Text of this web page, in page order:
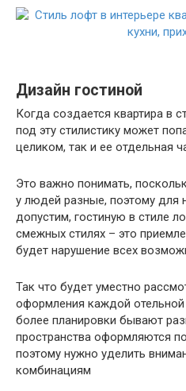
Дизайн гостиной
Когда создается квартира в
под эту стилистику может
целиком, так и ее отдельная
Это важно понимать,
у людей разные, поэтому для
допустим, гостиную в стиле
смежных стилях – это
будет нарушение всех
Так что будет уместно
оформления каждой
более планировки бывают
пространства оформляются
поэтому нужно уделить
комбинациям